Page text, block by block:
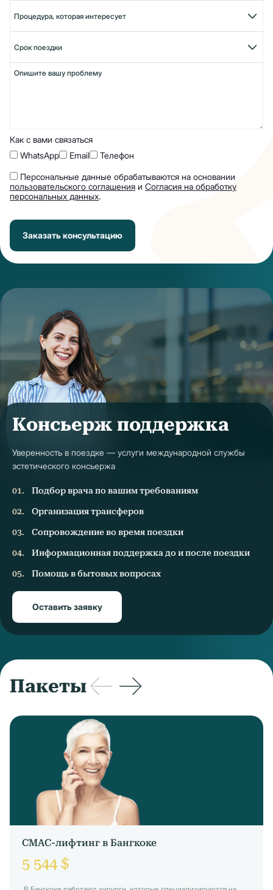
Как с вами связаться
WhatsApp
Email Телефон
Персональные данные обрабатываются на основании
пользовательского соглашения и Согласия на обработку
персональных данных.
Заказать консультацию
Консьерж поддержка
Уверенность в поездке — услуги международной службы
эстетического консьержа
Подбор врача по вашим требованиям
Организация трансферов
Сопровождение во время поездки
Информационная поддержка до и после поездки
Помощь в бытовых вопросах
Оставить заявку
Пакеты
СМАС-лифтинг в Бангкоке
5 544 $